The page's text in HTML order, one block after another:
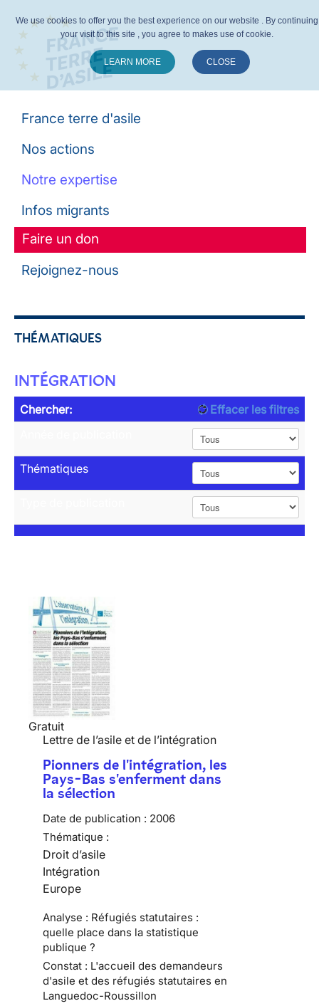
France terre d'asile
Nos actions
Notre expertise
Infos migrants
Faire un don
Rejoignez-nous
THÉMATIQUES
INTÉGRATION
Chercher:
Effacer les filtres
Thématiques
Gratuit
Lettre de l’asile et de l’intégration
Pionners de l'intégration, les
Pays-Bas s'enferment dans
la sélection
Date de publication : 2006
Thématique :
Droit d’asile
Intégration
Europe
Analyse : Réfugiés statutaires :
quelle place dans la statistique
publique ?
Constat : L'accueil des demandeurs
d'asile et des réfugiés statutaires en
Languedoc-Roussillon
We use cookies to offer you the best experience on our website . By continuing
your visit to this site , you agree to makes use of cookie.
LEARN MORE CLOSE